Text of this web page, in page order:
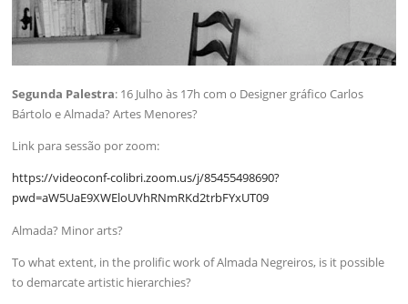
Segunda Palestra: 16 Julho às 17h com o Designer gráfico Carlos
Bártolo e Almada? Artes Menores?
Link para sessão por zoom:
https://videoconf-colibri.zoom.us/j/85455498690?
pwd=aW5UaE9XWEloUVhRNmRKd2trbFYxUT09
Almada? Minor arts?
To what extent, in the prolific work of Almada Negreiros, is it possible
to demarcate artistic hierarchies?